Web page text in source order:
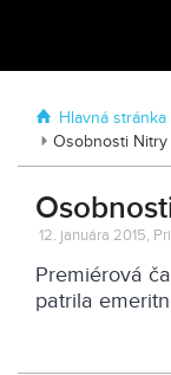
Hlavná stránka
Osobnosti Nitry
12. januára 2015,
Premiérová
patrila